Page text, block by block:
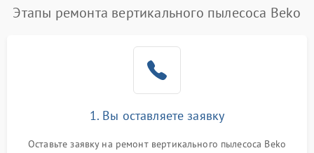
Этапы ремонта вертикального пылесоса Beko
1. Вы оставляете заявку
Оставьте заявку на ремонт вертикального пылесоса Beko